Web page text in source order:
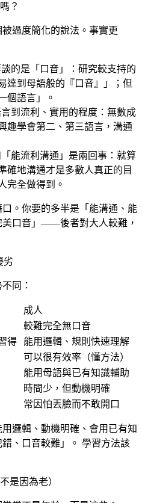
？
過度簡化的說法。事實更
的是「口音」
：研究較支持的
達到母語般的『口音』」；但
個語言」。
到流利、實用的程度 ：無數成
趣學會第二、第三語言，溝通
「能流利溝通」是兩回事 ：就算
確地溝通才是多數人真正的目
全做得到。
。你要的多半是「能溝通、能
美口音」——後者對大人較難，
劣
同：
成人
較難完全無口音
得
能用邏輯、規則快速理解
可以很有效率（懂方法）
能用母語與已有知識輔助
時間少，但動機明確
常因怕丟臉而不敢開口
邏輯、動機明確、會用已有知
、口音較難」。 學習方法該
是因為老）